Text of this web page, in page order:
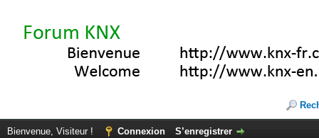
Bienvenue, Visiteur ! Connexion S’enregistrer